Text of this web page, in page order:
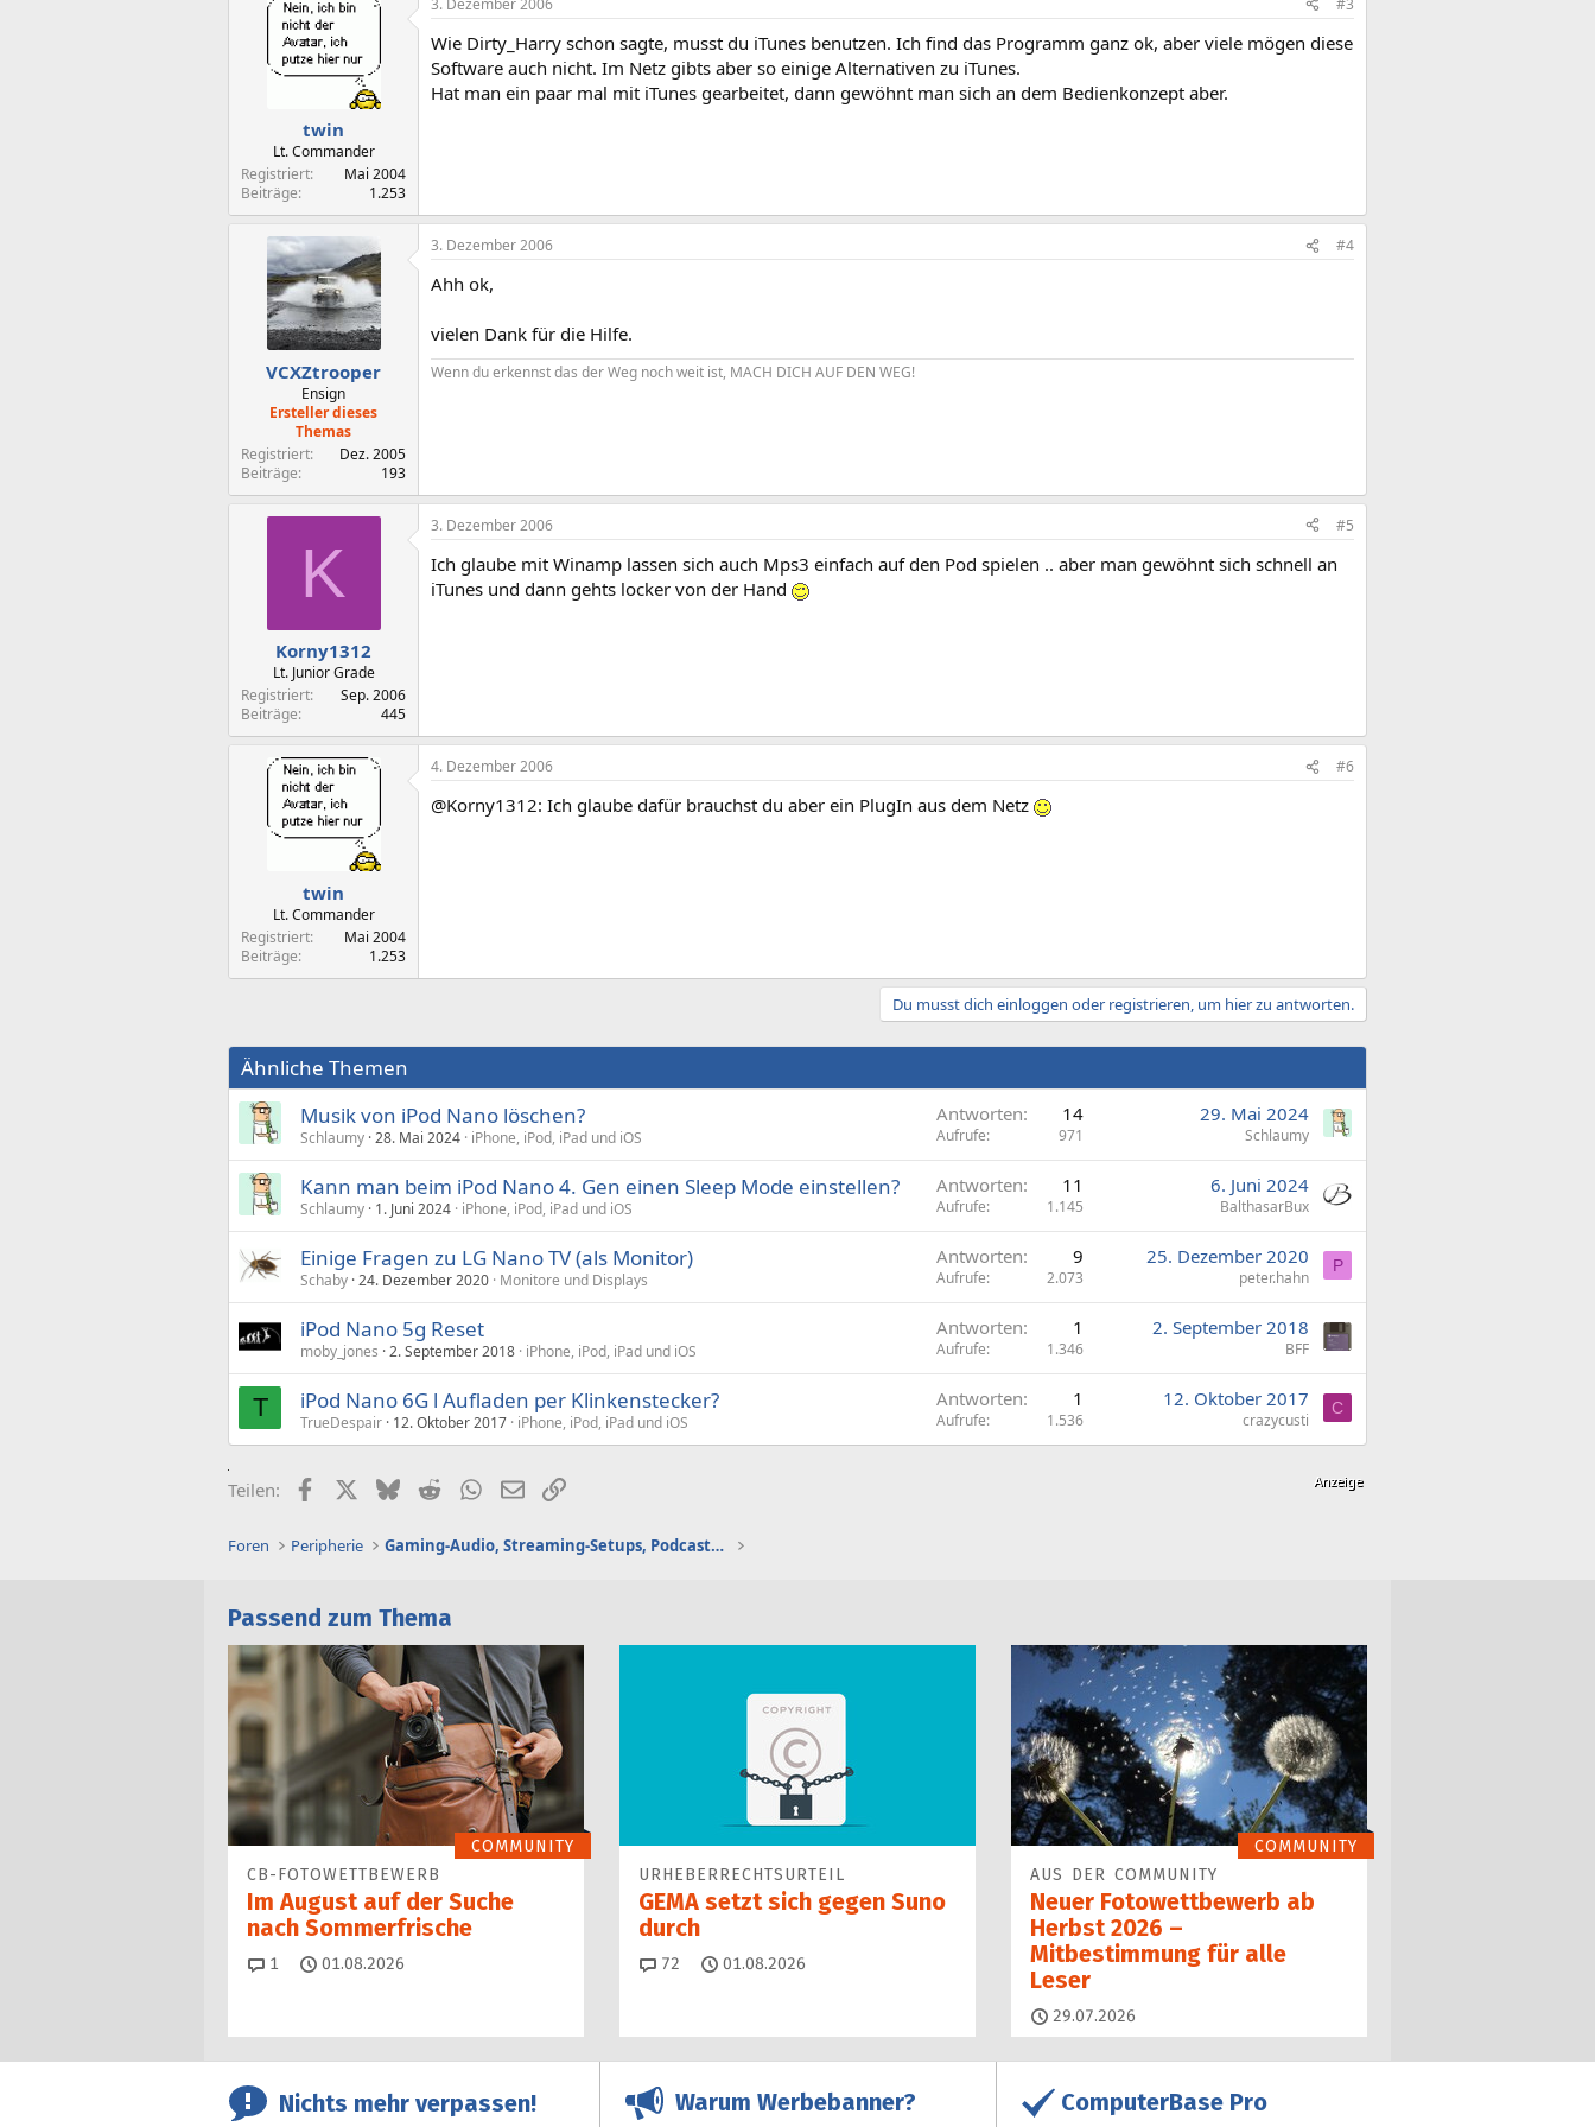
twin
Lt. Commander
Registriert
Mai 2004
Beiträge
1.253
Wie Dirty_Harry schon sagte, musst du iTunes benutzen. Ich find das Programm ganz ok, aber viele mögen diese
Software auch nicht. Im Netz gibts aber so einige Alternativen zu iTunes.
Hat man ein paar mal mit iTunes gearbeitet, dann gewöhnt man sich an dem Bedienkonzept aber.
VCXZtrooper
Ensign
Ersteller dieses
Themas
Registriert
Dez. 2005
Beiträge
193
3. Dezember 2006 #4
Ahh ok,
vielen Dank für die Hilfe.
Wenn du erkennst das der Weg noch weit ist, MACH DICH AUF DEN WEG!
K
Korny1312
Lt. Junior Grade
Registriert
Sep. 2006
Beiträge
445
3. Dezember 2006 #5
Ich glaube mit Winamp lassen sich auch Mps3 einfach auf den Pod spielen .. aber man gewöhnt sich schnell an
iTunes und dann gehts locker von der Hand
twin
Lt. Commander
Registriert
Mai 2004
Beiträge
1.253
4. Dezember 2006 #6
@Korny1312: Ich glaube dafür brauchst du aber ein PlugIn aus dem Netz
Du musst dich einloggen oder registrieren, um hier zu antworten.
Ähnliche Themen
Musik von iPod Nano löschen?
Schlaumy 28. Mai 2024 iPhone, iPod, iPad und iOS
Antworten 14
Aufrufe 971
29. Mai 2024
Schlaumy
Kann man beim iPod Nano 4. Gen einen Sleep Mode einstellen?
Schlaumy 1. Juni 2024 iPhone, iPod, iPad und iOS
Antworten 11
Aufrufe 1.145
6. Juni 2024
BalthasarBux
Einige Fragen zu LG Nano TV (als Monitor)
Schaby 24. Dezember 2020 Monitore und Displays
Antworten 9
Aufrufe 2.073
25. Dezember 2020
peter.hahn
P
iPod Nano 5g Reset
moby_jones 2. September 2018 iPhone, iPod, iPad und iOS
Antworten 1
Aufrufe 1.346
2. September 2018
BFF
T iPod Nano 6G l Aufladen per Klinkenstecker?
TrueDespair 12. Oktober 2017 iPhone, iPod, iPad und iOS
Antworten 1
Aufrufe 1.536
12. Oktober 2017
crazycusti
C
Teilen: FacebookX (Twitter)
BlueskyRedditWhatsApp
E-MailLink
Foren Peripherie Gaming-Audio, Streaming-Setups, Podcasting etc.
Passend zum Thema
COMMUNITY
CB-FOTOWETTBEWERB
Im August auf der Suche
nach Sommerfrische
1 Kommentare
01.08.2026
URHEBERRECHTSURTEIL
GEMA setzt sich gegen Suno
durch
72 Kommentare
01.08.2026
COMMUNITY
AUS DER COMMUNITY
Neuer Fotowettbewerb ab
Herbst 2026 –
Mitbestimmung für alle
Leser
29.07.2026
Nichts mehr verpassen! Warum Werbebanner? ComputerBase Pro